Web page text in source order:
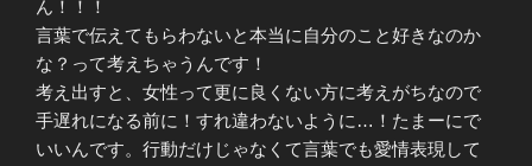
ん！！！
言葉で伝えてもらわないと本当に自分のこと好きなのか
な？って考えちゃうんです！
考え出すと、女性って更に良くない方に考えがちなので
手遅れになる前に！すれ違わないように…！たまーにで
いいんです。行動だけじゃなくて言葉でも愛情表現して